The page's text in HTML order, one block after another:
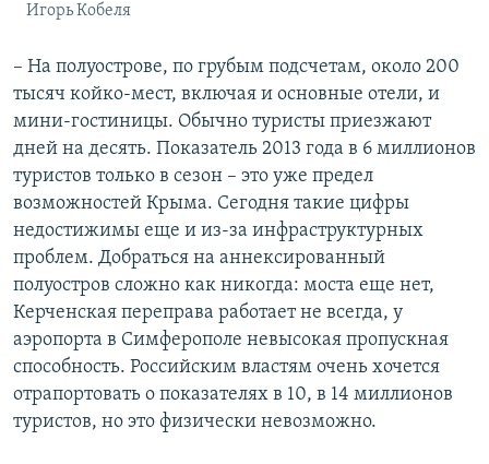
Игорь Кобеля
– На полуострове, по грубым подсчетам, около 200
тысяч койко-мест, включая и основные отели, и
мини-гостиницы. Обычно туристы приезжают
дней на десять. Показатель 2013 года в 6 миллионов
туристов только в сезон – это уже предел
возможностей Крыма. Сегодня такие цифры
недостижимы еще и из-за инфраструктурных
проблем. Добраться на аннексированный
полуостров сложно как никогда: моста еще нет,
Керченская переправа работает не всегда, у
аэропорта в Симферополе невысокая пропускная
способность. Российским властям очень хочется
отрапортовать о показателях в 10, в 14 миллионов
туристов, но это физически невозможно.